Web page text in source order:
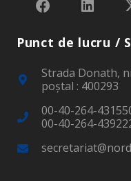
Punct de lucru /
Strada Donath,
poştal : 400293
00-40-264-
00-40-264-